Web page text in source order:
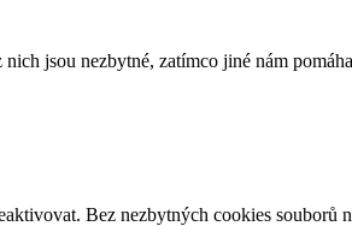
jsou nezbytné, zatímco jiné nám
Bez nezbytných cookies souborů